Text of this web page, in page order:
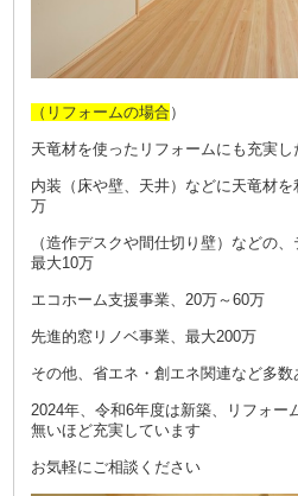
（リフォームの場合）
天竜材を使ったリフォームにも充実し
内装（床や壁、天井）などに天竜材
万
（造作デスクや間仕切り壁）などの
最大10万
エコホーム支援事業、20万～60万
先進的窓リノベ事業、最大200万
その他、省エネ・創エネ関連など多数
2024年、令和6年度は新築、リフォー
無いほど充実しています
お気軽にご相談ください